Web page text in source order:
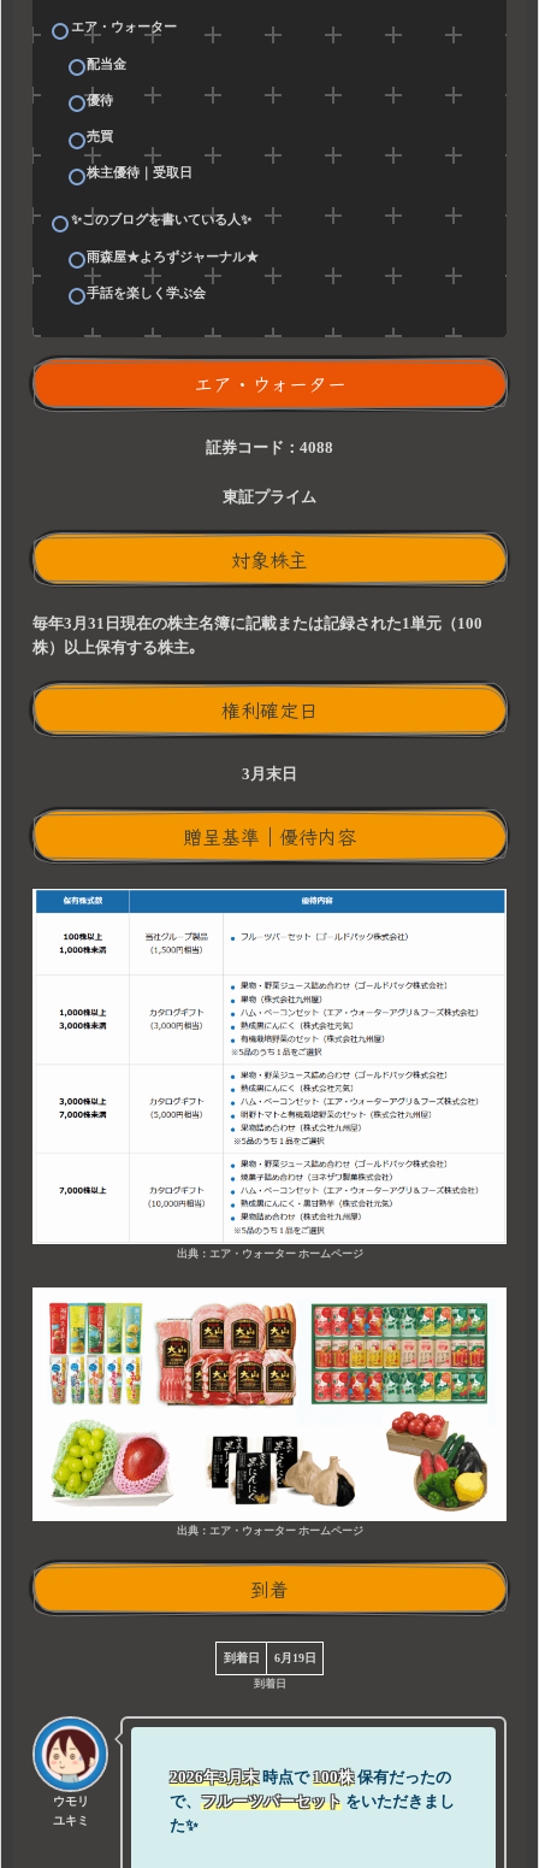
エア・ウォーター
配当金
優待
売買
株主優待｜受取日
✨このブログを書いている人✨
雨森屋★よろずジャーナル★
手話を楽しく学ぶ会
エア・ウォーター
証券コード：4088
東証プライム
対象株主
毎年3月31日現在の株主名簿に記載または記録された1単元（100
株）以上保有する株主｡
権利確定日
3月末日
贈呈基準｜優待内容
出典：エア・ウォーター ホームページ
出典：エア・ウォーター ホームページ
到着
到着日 6月19日
到着日
ウモリ
ユキミ
2026年3月末時点で100株保有だったの
で、フルーツバーセット をいただきまし
た✨